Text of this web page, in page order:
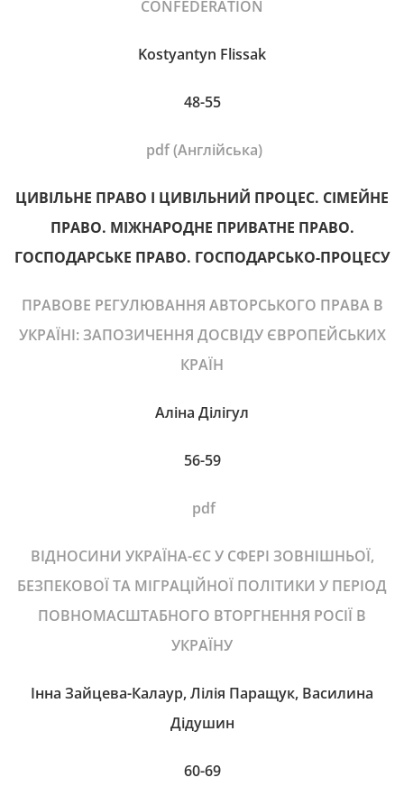
CONFEDERATION
Kostyantyn Flissak
48-55
pdf (Англійська)
ЦИВІЛЬНЕ ПРАВО І ЦИВІЛЬНИЙ ПРОЦЕС. СІМЕЙНЕ
ПРАВО. МІЖНАРОДНЕ ПРИВАТНЕ ПРАВО.
ГОСПОДАРСЬКЕ ПРАВО. ГОСПОДАРСЬКО-ПРОЦЕСУ
ПРАВОВЕ РЕГУЛЮВАННЯ АВТОРСЬКОГО ПРАВА В
УКРАЇНІ: ЗАПОЗИЧЕННЯ ДОСВІДУ ЄВРОПЕЙСЬКИХ
КРАЇН
Аліна Ділігул
56-59
pdf
ВІДНОСИНИ УКРАЇНА-ЄС У СФЕРІ ЗОВНІШНЬОЇ,
БЕЗПЕКОВОЇ ТА МІГРАЦІЙНОЇ ПОЛІТИКИ У ПЕРІОД
ПОВНОМАСШТАБНОГО ВТОРГНЕННЯ РОСІЇ В
УКРАЇНУ
Інна Зайцева-Калаур, Лілія Паращук, Василина
Дідушин
60-69